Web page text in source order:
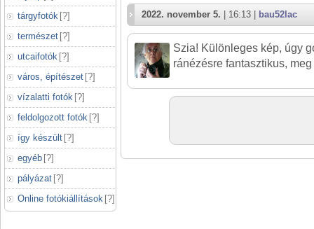
tárgyfotók [?]
természet [?]
utcaifotók [?]
város, építészet [?]
vízalatti fotók [?]
feldolgozott fotók [?]
így készült [?]
egyéb [?]
pályázat [?]
Online fotókiállítások [?]
2022. november 5. | 16:13 | bau52lac
Szia! Különleges kép, úgy
ránézésre fantasztikus,